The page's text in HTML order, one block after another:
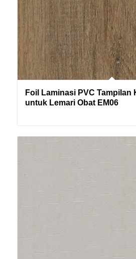
Foil Laminasi PVC Tampilan
untuk Lemari Obat EM06